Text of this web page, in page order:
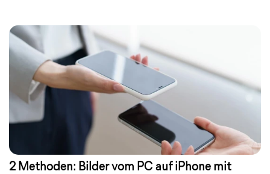
2 Methoden: Bilder vom PC auf iPhone mit